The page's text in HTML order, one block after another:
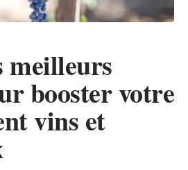
booster votre
vins et